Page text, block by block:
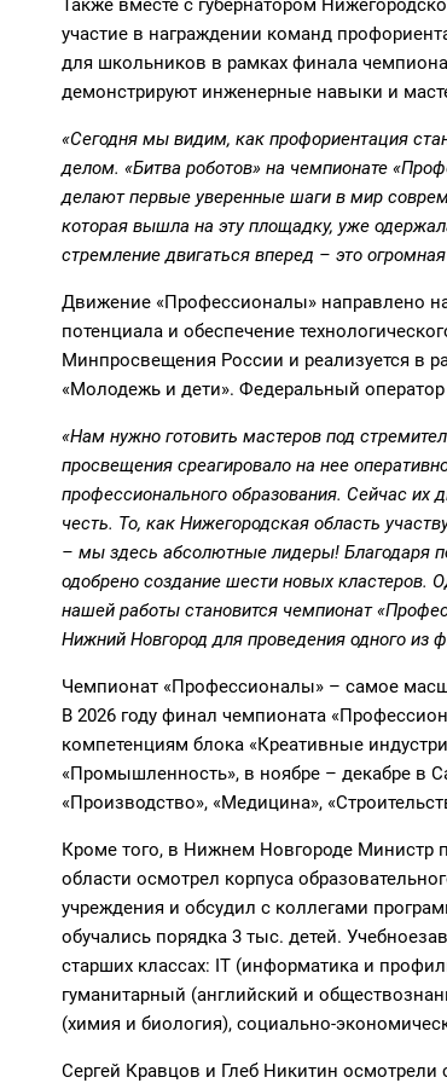
Также вместе с губернатором
участие в награждении команд
для школьников в рамках финала
демонстрируют инженерные навыки и
«Сегодня мы видим, как профориентация
делом. «Битва роботов» на чемпионате
делают первые уверенные шаги в мир
которая вышла на эту площадку, уже
стремление двигаться вперед – это
Движение «Профессионалы» направлено
потенциала и обеспечение
Минпросвещения России и реализуется в
«Молодежь и дети». Федеральный
«Нам нужно готовить мастеров под
просвещения среагировало на нее
профессионального образования. Сейчас их
честь. То, как Нижегородская область
– мы здесь абсолютные лидеры! Благодаря
одобрено создание шести новых кластеров.
нашей работы становится чемпионат
Нижний Новгород для проведения одного из
Чемпионат «Профессионалы» – самое
В 2026 году финал чемпионата
компетенциям блока «Креативные
«Промышленность», в ноябре – декабре в
«Производство», «Медицина»,
Кроме того, в Нижнем Новгороде Министр
области осмотрел корпуса
учреждения и обсудил с коллегами
обучались порядка 3 тыс. детей. Учебное
старших классах: IT (информатика и
гуманитарный (английский и
(химия и биология), социально-
Сергей Кравцов и Глеб Никитин осмотрели